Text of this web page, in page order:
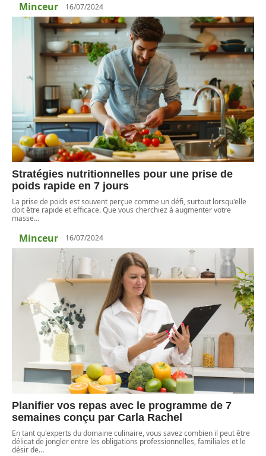
Minceur 16/07/2024
Stratégies nutritionnelles pour une prise de
poids rapide en 7 jours
La prise de poids est souvent perçue comme un défi, surtout lorsqu'elle
doit être rapide et efficace. Que vous cherchiez à augmenter votre
masse…
Minceur 16/07/2024
Planifier vos repas avec le programme de 7
semaines conçu par Carla Rachel
En tant qu'experts du domaine culinaire, vous savez combien il peut être
délicat de jongler entre les obligations professionnelles, familiales et le
désir de…